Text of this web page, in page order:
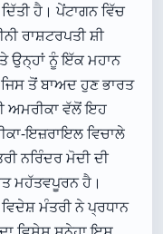
ਹੈ। ਪੇਂਟਾਗਨ ਵਿੱਚ
ਰਾਸ਼ਟਰਪਤੀ ਸ਼ੀ
ਉਨ੍ਹਾਂ ਨੂੰ ਇੱਕ ਮਹਾਨ
ਤੋਂ ਬਾਅਦ ਹੁਣ ਭਾਰਤ
ਅਮਰੀਕਾ ਵੱਲੋਂ ਇਹ
ਇਜ਼ਰਾਇਲ ਵਿਚਾਲੇ
ਨਰਿੰਦਰ ਮੋਦੀ ਦੀ
ਮਹੱਤਵਪੂਰਨ ਹੈ।
ਮੰਤਰੀ ਨੇ ਪ੍ਰਧਾਨ